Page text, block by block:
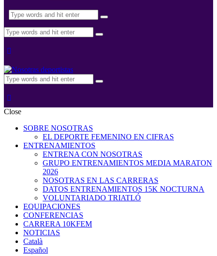
Close
SOBRE NOSOTRAS
EL DEPORTE FEMENINO EN CIFRAS
ENTRENAMIENTOS
ENTRENA CON NOSOTRAS
GRUPO ENTRENAMIENTOS MEDIA MARATON
2026
NOSOTRAS EN LAS CARRERAS
DATOS ENTRENAMIENTOS 15K NOCTURNA
VOLUNTARIADO TRIATLÓ
EQUIPACIONES
CONFERENCIAS
CARRERA 10KFEM
NOTICIAS
Català
Español